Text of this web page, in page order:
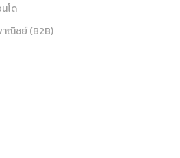
โด
ณิชย์ (B2B)